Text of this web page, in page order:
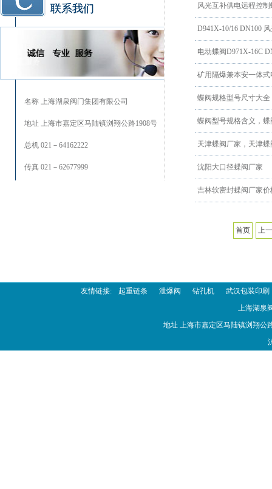
联系我们
名称 上海湖泉阀门集团有限公司
地址 上海市嘉定区马陆镇浏翔公路1908号
总机 021－64162222
传真 021－62677999
风光互补供电远程控
D941X-10/16 DN100
电动蝶阀D971X-16C
矿用隔爆兼本安一体
蝶阀规格型号尺寸大
蝶阀型号规格含义，
天津蝶阀厂家，天津
沈阳大口径蝶阀厂家
吉林软密封蝶阀厂家价
首页 上
友情链接: 起重链条 泄爆阀 钻孔机
武汉包装印刷
上海湖泉
地址 上海市嘉定区马陆镇浏翔公